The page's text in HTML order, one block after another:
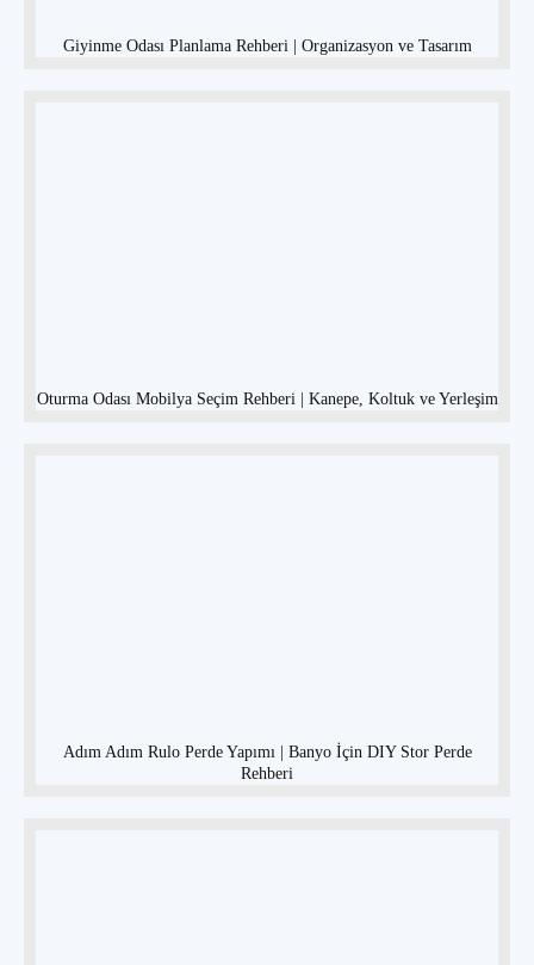
Giyinme Odası Planlama Rehberi | Organizasyon ve Tasarım
Oturma Odası Mobilya Seçim Rehberi | Kanepe, Koltuk ve Yerleşim
Adım Adım Rulo Perde Yapımı | Banyo İçin DIY Stor Perde
Rehberi